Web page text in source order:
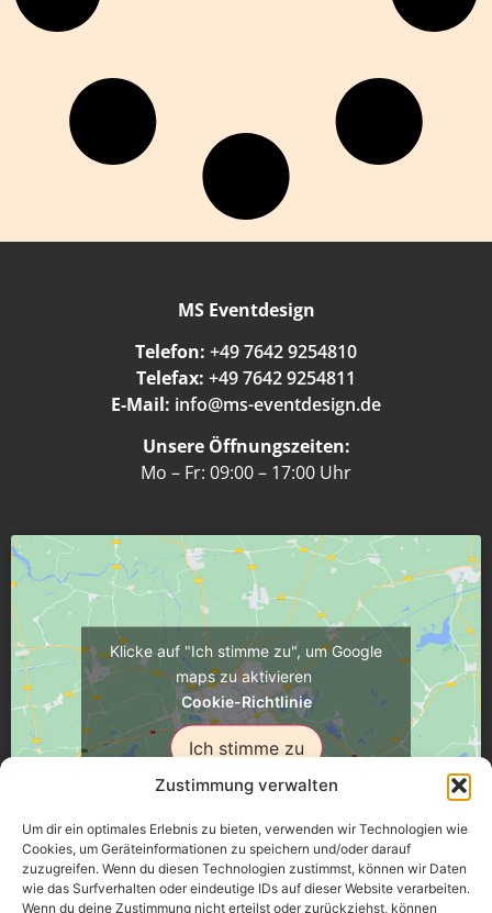
Zustimmung verwalten
Um dir ein optimales Erlebnis zu bieten, verwenden wir Technologien wie
Cookies, um Geräteinformationen zu speichern und/oder darauf
zuzugreifen. Wenn du diesen Technologien zustimmst, können wir Daten
wie das Surfverhalten oder eindeutige IDs auf dieser Website verarbeiten.
Wenn du deine Zustimmung nicht erteilst oder zurückziehst, können
MS Eventdesign
Telefon: +49 7642 9254810
Telefax: +49 7642 9254811
E-Mail: info@ms-eventdesign.de
Unsere Öffnungszeiten:
Mo – Fr: 09:00 – 17:00 Uhr
Klicke auf "Ich stimme zu", um Google
maps zu aktivieren
Cookie-Richtlinie
Ich stimme zu
Üsenberger Strasse 11, 79346 Endingen a.K.